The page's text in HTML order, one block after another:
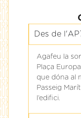
Des de
Agafeu la
Plaça
que dóna al
Passeig
l’edifici.